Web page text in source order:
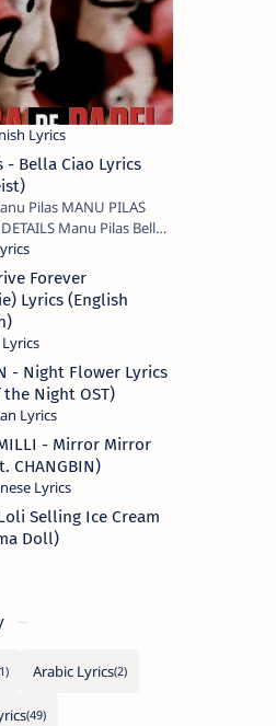
- Bella Ciao Lyrics
Pilas MANU PILAS
Manu Pilas Bella
Ciao Song Sung By
Manu Pilas. On the
Forever
Lyrics (English
- Night Flower Lyrics
Night OST)
- Mirror Mirror
CHANGBIN)
Selling Ice Cream
Doll)
Arabic Lyrics